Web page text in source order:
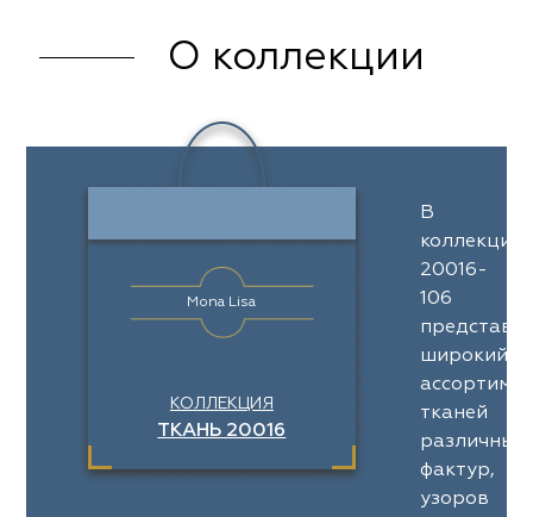
О коллекции
Mona Lisa
КОЛЛЕКЦИЯ
ТКАНЬ 20016
В
коллекции
20016-
106
широкий
тканей
различных
фактур,
узоров